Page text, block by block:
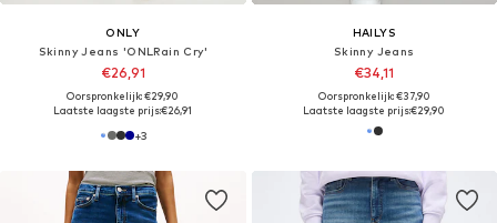
ONLY
Skinny Jeans 'ONLRain Cry'
€26,91
Oorspronkelijk: €29,90
Laatste laagste prijs:€26,91
+3
HAILYS
Skinny Jeans
€34,11
Oorspronkelijk: €37,90
Laatste laagste prijs:€29,90